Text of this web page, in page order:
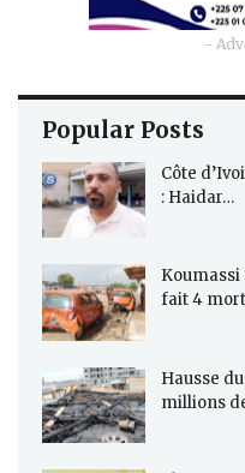
-
Popular Posts
Côte
: Haidar…
Koumassi
fait 4
Hausse
millions